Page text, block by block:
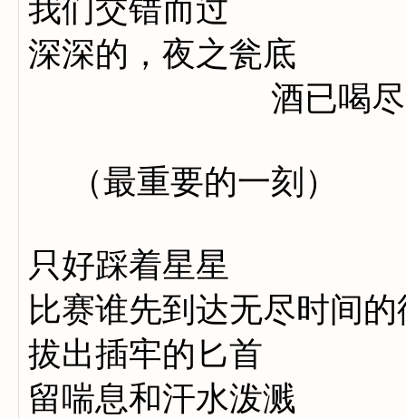
我们交错而过
深深的，夜之瓮底
酒已喝尽
（最重要的一刻）
只好踩着星星
比赛谁先到达无尽时间
拔出插牢的匕首
留喘息和汗水泼溅